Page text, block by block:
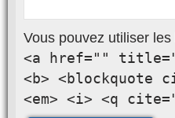
Vous pouvez utiliser les
<a href=""
<b> <blockquote
<em> <i> <q